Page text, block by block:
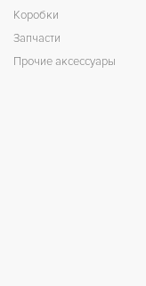
Коробки
Запчасти
Прочие аксессуары